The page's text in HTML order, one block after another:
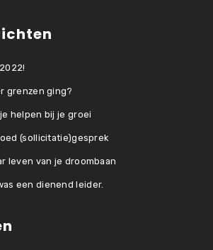
grenzen ging?
helpen bij je groei
(sollicitatie)gesprek
leven van je droombaan
een dienend leider.